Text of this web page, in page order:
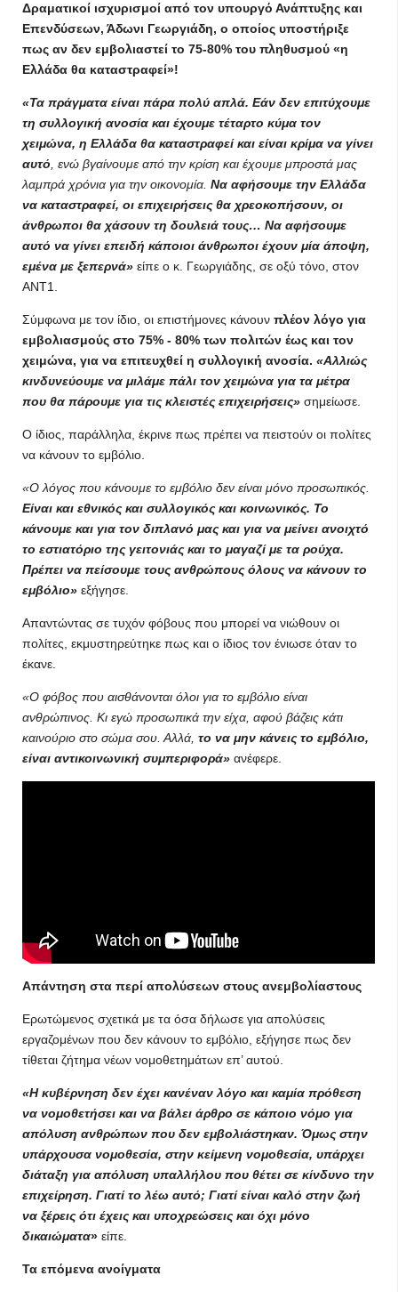
Δραματικοί ισχυρισμοί από τον υπουργό Ανάπτυξης και
Επενδύσεων, Άδωνι Γεωργιάδη, ο οποίος υποστήριξε
πως αν δεν εμβολιαστεί το 75-80% του πληθυσμού «η
Ελλάδα θα καταστραφεί»!
«Τα πράγματα είναι πάρα πολύ απλά. Εάν δεν επιτύχουμε
τη συλλογική ανοσία και έχουμε τέταρτο κύμα τον
χειμώνα, η Ελλάδα θα καταστραφεί και είναι κρίμα να γίνει
αυτό , ενώ βγαίνουμε από την κρίση και έχουμε μπροστά μας
λαμπρά χρόνια για την οικονομία. Να αφήσουμε την Ελλάδα
να καταστραφεί, οι επιχειρήσεις θα χρεοκοπήσουν, οι
άνθρωποι θα χάσουν τη δουλειά τους… Να αφήσουμε
αυτό να γίνει επειδή κάποιοι άνθρωποι έχουν μία άποψη,
εμένα με ξεπερνά» είπε ο κ. Γεωργιάδης, σε οξύ τόνο, στον
ΑΝΤ1.
Σύμφωνα με τον ίδιο, οι επιστήμονες κάνουν πλέον λόγο για
εμβολιασμούς στο 75% - 80% των πολιτών έως και τον
χειμώνα, για να επιτευχθεί η συλλογική ανοσία. «Αλλιώς
κινδυνεύουμε να μιλάμε πάλι τον χειμώνα για τα μέτρα
που θα πάρουμε για τις κλειστές επιχειρήσεις» σημείωσε.
Ο ίδιος, παράλληλα, έκρινε πως πρέπει να πειστούν οι πολίτες
να κάνουν το εμβόλιο.
«Ο λόγος που κάνουμε το εμβόλιο δεν είναι μόνο προσωπικός.
Είναι και εθνικός και συλλογικός και κοινωνικός. Το
κάνουμε και για τον διπλανό μας και για να μείνει ανοιχτό
το εστιατόριο της γειτονιάς και το μαγαζί με τα ρούχα.
Πρέπει να πείσουμε τους ανθρώπους όλους να κάνουν το
εμβόλιο» εξήγησε.
Απαντώντας σε τυχόν φόβους που μπορεί να νιώθουν οι
πολίτες, εκμυστηρεύτηκε πως και ο ίδιος τον ένιωσε όταν το
έκανε.
«Ο φόβος που αισθάνονται όλοι για το εμβόλιο είναι
ανθρώπινος. Κι εγώ προσωπικά την είχα, αφού βάζεις κάτι
καινούριο στο σώμα σου. Αλλά, το να μην κάνεις το εμβόλιο,
είναι αντικοινωνική συμπεριφορά» ανέφερε.
Απάντηση στα περί απολύσεων στους ανεμβολίαστους
Ερωτώμενος σχετικά με τα όσα δήλωσε για απολύσεις
εργαζομένων που δεν κάνουν το εμβόλιο, εξήγησε πως δεν
τίθεται ζήτημα νέων νομοθετημάτων επ’ αυτού.
«Η κυβέρνηση δεν έχει κανέναν λόγο και καμία πρόθεση
να νομοθετήσει και να βάλει άρθρο σε κάποιο νόμο για
απόλυση ανθρώπων που δεν εμβολιάστηκαν. Όμως στην
υπάρχουσα νομοθεσία, στην κείμενη νομοθεσία, υπάρχει
διάταξη για απόλυση υπαλλήλου που θέτει σε κίνδυνο την
επιχείρηση. Γιατί το λέω αυτό; Γιατί είναι καλό στην ζωή
να ξέρεις ότι έχεις και υποχρεώσεις και όχι μόνο
δικαιώματα» είπε.
Τα επόμενα ανοίγματα